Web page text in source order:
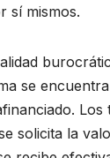
sí mismos.
se encuentra
Los
solicita la